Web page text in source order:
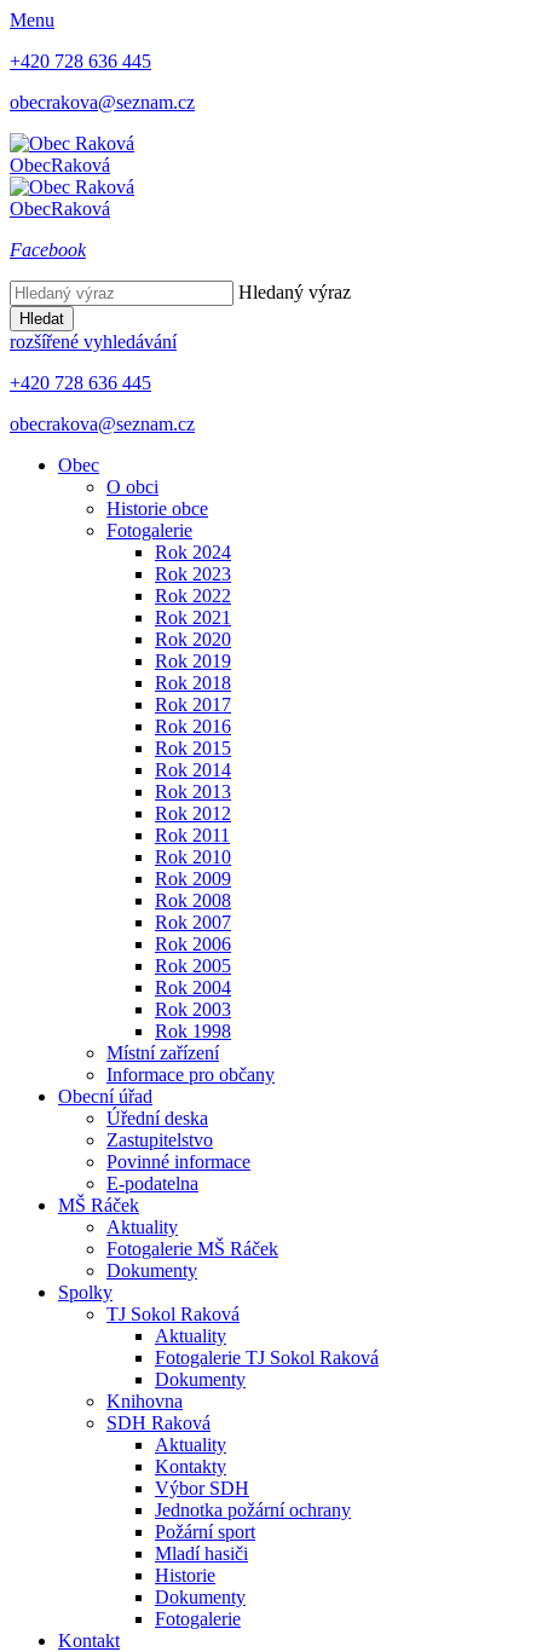
Menu
+420 728 636 445
obecrakova@seznam.cz
ObecRaková
ObecRaková
Facebook
Hledaný výraz
Hledat
rozšířené vyhledávání
+420 728 636 445
obecrakova@seznam.cz
Obec
O obci
Historie obce
Fotogalerie
Rok 2024
Rok 2023
Rok 2022
Rok 2021
Rok 2020
Rok 2019
Rok 2018
Rok 2017
Rok 2016
Rok 2015
Rok 2014
Rok 2013
Rok 2012
Rok 2011
Rok 2010
Rok 2009
Rok 2008
Rok 2007
Rok 2006
Rok 2005
Rok 2004
Rok 2003
Rok 1998
Místní zařízení
Informace pro občany
Obecní úřad
Úřední deska
Zastupitelstvo
Povinné informace
E-podatelna
MŠ Ráček
Aktuality
Fotogalerie MŠ Ráček
Dokumenty
Spolky
TJ Sokol Raková
Aktuality
Fotogalerie TJ Sokol Raková
Dokumenty
Knihovna
SDH Raková
Aktuality
Kontakty
Výbor SDH
Jednotka požární ochrany
Požární sport
Mladí hasiči
Historie
Dokumenty
Fotogalerie
Kontakt